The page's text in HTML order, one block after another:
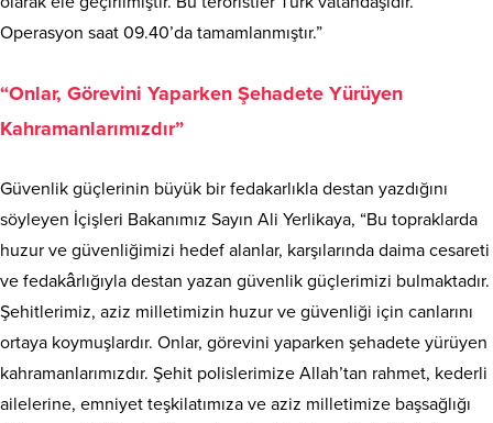
Operasyon saat 09.40’da tamamlanmıştır.”
“Onlar, Görevini Yaparken Şehadete Yürüyen
Kahramanlarımızdır”
Güvenlik güçlerinin büyük bir fedakarlıkla destan yazdığını
söyleyen İçişleri Bakanımız Sayın Ali Yerlikaya, “Bu topraklarda
huzur ve güvenliğimizi hedef alanlar, karşılarında daima cesareti
ve fedakârlığıyla destan yazan güvenlik güçlerimizi bulmaktadır.
Şehitlerimiz, aziz milletimizin huzur ve güvenliği için canlarını
ortaya koymuşlardır. Onlar, görevini yaparken şehadete yürüyen
kahramanlarımızdır. Şehit polislerimize Allah’tan rahmet, kederli
ailelerine, emniyet teşkilatımıza ve aziz milletimize başsağlığı